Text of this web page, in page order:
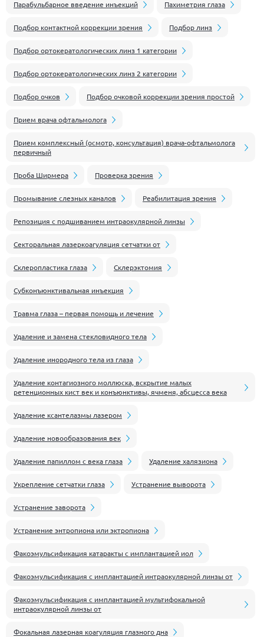
Парабульбарное введение инъекций Пахиметрия глаза
Подбор контактной коррекции зрения Подбор линз
Подбор ортокератологических линз 1 категории
Подбор ортокератологических линз 2 категории
Подбор очков Подбор очковой коррекции зрения простой
Прием врача офтальмолога
Прием комплексный (осмотр, консультация) врача-офтальмолога
первичный
Проба Ширмера Проверка зрения
Промывание слезных каналов Реабилитация зрения
Репозиция с подшиванием интраокулярной линзы
Секторальная лазеркоагуляция сетчатки от
Склеропластика глаза Склерэктомия
Субконъюнктивальная инъекция
Травма глаза – первая помощь и лечение
Удаление и замена стекловидного тела
Удаление инородного тела из глаза
Удаление контагиозного моллюска, вскрытие малых
ретенционных кист век и конъюнктивы, ячменя, абсцесса века
Удаление ксантелазмы лазером
Удаление новообразования век
Удаление папиллом с века глаза Удаление халязиона
Укрепление сетчатки глаза Устранение выворота
Устранение заворота
Устранение энтропиона или эктропиона
Факоэмульсификация катаракты с имплантацией иол
Факоэмульсификация с имплантацией интраокулярной линзы от
Факоэмульсификация с имплантацией мультифокальной
интраокулярной линзы от
Фокальная лазерная коагуляция глазного дна